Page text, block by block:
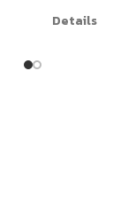
Details